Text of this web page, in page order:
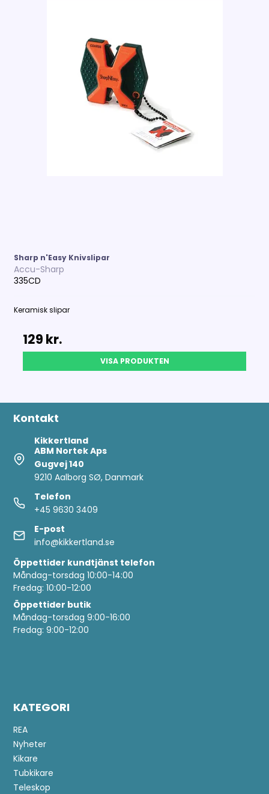
Sharp n'Easy Knivslipar
Accu-Sharp
335CD
Keramisk slipar
129 kr.
VISA PRODUKTEN
Kontakt
Kikkertland
ABM Nortek Aps
Gugvej 140
9210 Aalborg SØ, Danmark
Telefon
+45 9630 3409
E-post
info@kikkertland.se
Öppettider kundtjänst telefon
Måndag-torsdag 10:00-14:00
Fredag: 10:00-12:00
Öppettider butik
Måndag-torsdag 9:00-16:00
Fredag: 9:00-12:00
KATEGORI
REA
Nyheter
Kikare
Tubkikare
Teleskop